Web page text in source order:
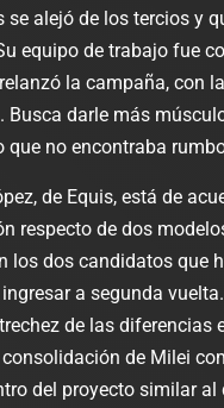
se alejó de los tercios y
equipo de trabajo fue
la campaña, con
Busca darle más
que no encontraba
de Equis, está de
respecto de dos
los dos candidatos que
a segunda
de las diferencias
de Milei
del proyecto similar al